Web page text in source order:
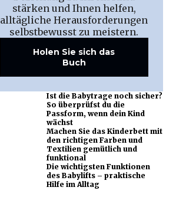
stärken und Ihnen helfen,
alltägliche Herausforderungen
selbstbewusst zu meistern.
Holen Sie sich das
Buch
Ist die Babytrage noch sicher?
So überprüfst du die
Passform, wenn dein Kind
wächst
Machen Sie das Kinderbett mit
den richtigen Farben und
Textilien gemütlich und
funktional
Die wichtigsten Funktionen
des Babylifts – praktische
Hilfe im Alltag